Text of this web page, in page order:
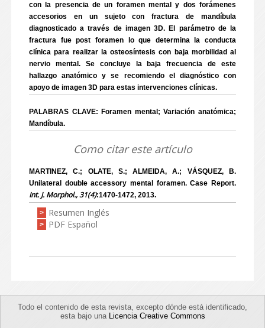
con la presencia de un foramen mental y dos forámenes
accesorios en un sujeto con fractura de mandíbula
diagnosticado a través de imagen 3D. El parámetro de la
fractura fue post foramen lo que determina la conducta
clínica para realizar la osteosíntesis con baja morbilidad al
nervio mental. Se concluye la baja frecuencia de este
hallazgo anatómico y se recomiendo el diagnóstico con
apoyo de imagen 3D para estas intervenciones clínicas.
PALABRAS CLAVE: Foramen mental; Variación anatómica;
Mandíbula.
Como citar este artículo
MARTINEZ, C.; OLATE, S.; ALMEIDA, A.; VÁSQUEZ, B.
Unilateral double accessory mental foramen. Case Report.
Int. J. Morphol., 31(4):1470-1472, 2013.
> Resumen Inglés
> PDF Español
Todo el contenido de esta revista, excepto dónde está identificado,
esta bajo una Licencia Creative Commons